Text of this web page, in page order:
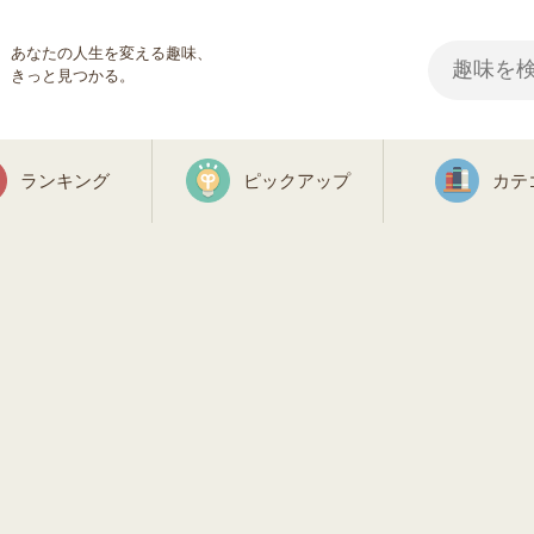
あなたの人生を変える趣味、
きっと見つかる。
ランキング ピックアップ カテ